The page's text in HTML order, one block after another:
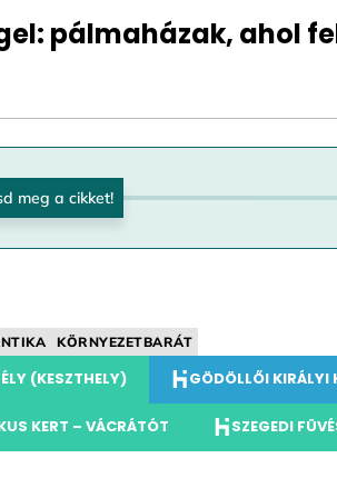
pálmaházak, ahol
KÖRNYEZETBARÁT
(KESZTHELY) GÖDÖLLŐI KIRÁLYI
KERT – VÁCRÁTÓT SZEGEDI